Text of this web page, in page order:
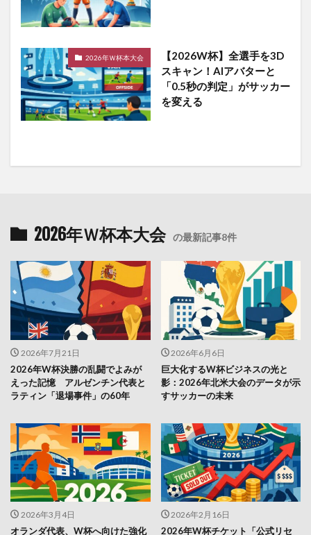
2026年Ｗ杯本大会
【2026W杯】全選手を3D
スキャン！AIアバターと
「0.5秒の判定」がサッカー
を変える
2026年Ｗ杯本大会 の最新記事8件
2026年7月21日
2026年W杯決勝の乱闘でよみが
えった記憶 アルゼンチン代表と
ラティン「退場事件」の60年
2026年6月6日
巨大化するW杯ビジネスの光と
影：2026年北米大会のデータが示
すサッカーの未来
2026年3月4日
オランダ代表、W杯へ向けた強化
2026年2月16日
2026年W杯チケット「公式リセ